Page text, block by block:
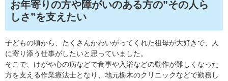
お年寄りの方や障がいのある方の”その人ら
しさ”を支えたい
子どもの頃から、たくさんかわいがってくれた祖母が大好きで、人
に寄り添う仕事がしたいと思っていました。
そこで、けがや心の病などで食事や入浴などの動作が難しくなった
方を支える作業療法士となり、地元栃木のクリニックなどで勤務し